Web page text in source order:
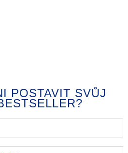
POSTAVIT SVŮJ